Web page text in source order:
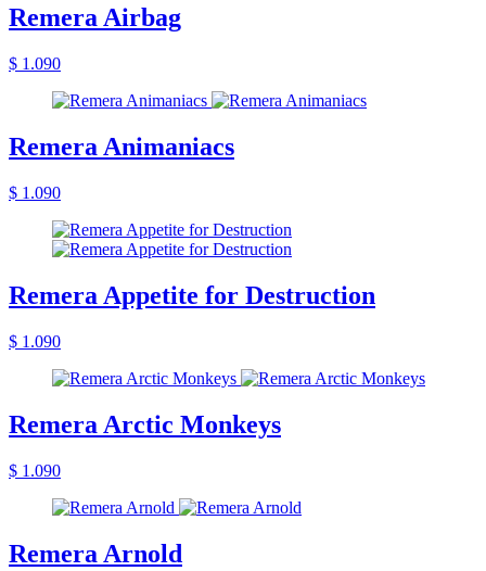
Remera Airbag
$ 1.090
Remera Animaniacs
$ 1.090
Remera Appetite for Destruction
$ 1.090
Remera Arctic Monkeys
$ 1.090
Remera Arnold